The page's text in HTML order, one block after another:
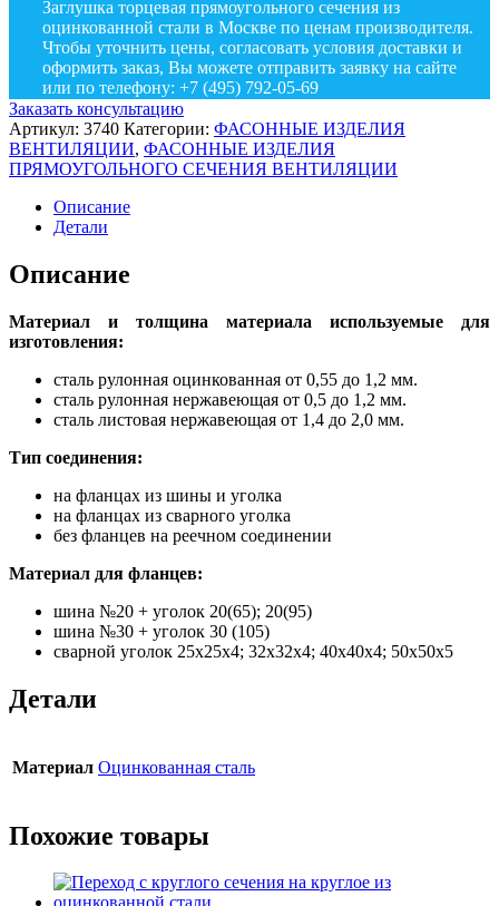
Заглушка торцевая прямоугольного сечения из
оцинкованной стали в Москве по ценам производителя.
Чтобы уточнить цены, согласовать условия доставки и
оформить заказ, Вы можете отправить заявку на сайте
или по телефону: +7 (495) 792-05-69
Заказать консультацию
Артикул: 3740 Категории: ФАСОННЫЕ ИЗДЕЛИЯ
ВЕНТИЛЯЦИИ, ФАСОННЫЕ ИЗДЕЛИЯ
ПРЯМОУГОЛЬНОГО СЕЧЕНИЯ ВЕНТИЛЯЦИИ
Описание
Детали
Описание
Материал и толщина материала используемые для
изготовления:
сталь рулонная оцинкованная от 0,55 до 1,2 мм.
сталь рулонная нержавеющая от 0,5 до 1,2 мм.
сталь листовая нержавеющая от 1,4 до 2,0 мм.
Тип соединения:
на фланцах из шины и уголка
на фланцах из сварного уголка
без фланцев на реечном соединении
Материал для фланцев:
шина №20 + уголок 20(65); 20(95)
шина №30 + уголок 30 (105)
сварной уголок 25х25х4; 32х32х4; 40х40х4; 50х50х5
Детали
Материал Оцинкованная сталь
Похожие товары